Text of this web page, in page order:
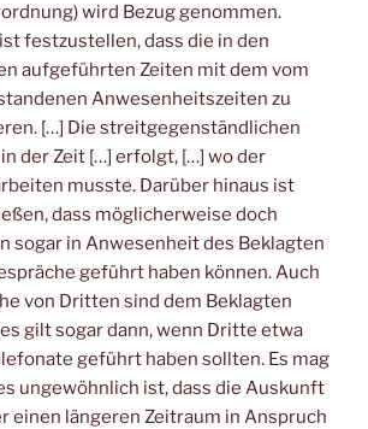
wird Bezug genommen.
festzustellen, dass die in den
aufgeführten Zeiten mit dem vom
Anwesenheitszeiten zu
[…] Die streitgegenständlichen
der Zeit […] erfolgt, […] wo der
musste. Darüber hinaus ist
dass möglicherweise doch
sogar in Anwesenheit des Beklagten
geführt haben können. Auch
von Dritten sind dem Beklagten
gilt sogar dann, wenn Dritte etwa
geführt haben sollten. Es mag
ungewöhnlich ist, dass die Auskunft
einen längeren Zeitraum in Anspruch